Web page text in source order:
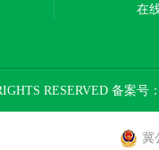
在
RESERVED 备案号：
冀